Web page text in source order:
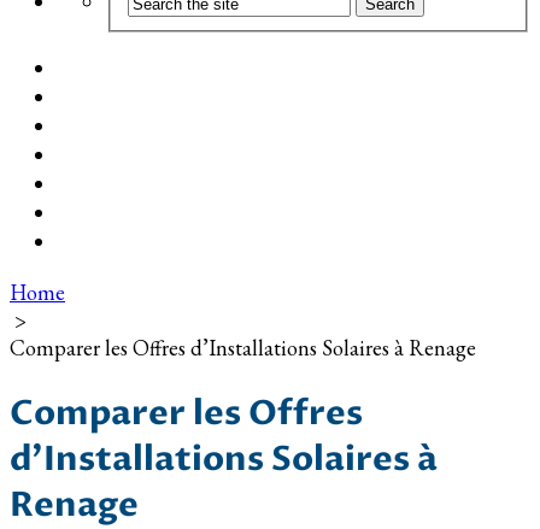
Home
>
Comparer les Offres d’Installations Solaires à Renage
Comparer les Offres
d’Installations Solaires à
Renage